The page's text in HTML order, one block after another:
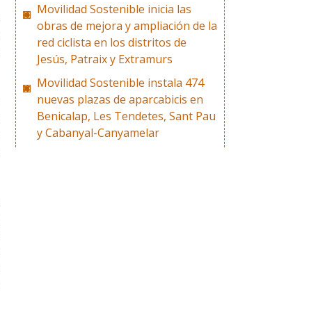
Movilidad Sostenible inicia las
obras de mejora y ampliación de la
red ciclista en los distritos de
Jesús, Patraix y Extramurs
Movilidad Sostenible instala 474
nuevas plazas de aparcabicis en
Benicalap, Les Tendetes, Sant Pau
y Cabanyal-Canyamelar